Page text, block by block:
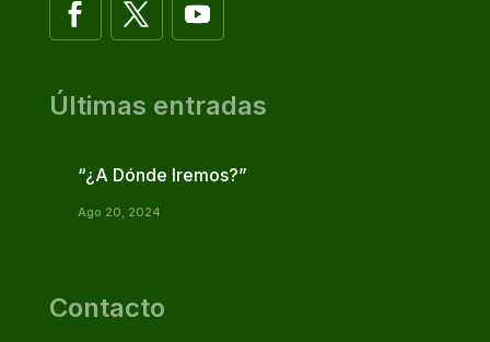
Últimas entradas
“¿A Dónde Iremos?”
Ago 20, 2024
Contacto